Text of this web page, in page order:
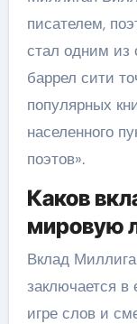
писателем,
стал одним из
баррел сити
популярных
населенного
поэтов».
Каков
мировую
Вклад
заключается в
игре слов и